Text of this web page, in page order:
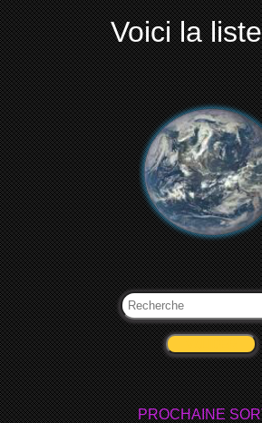
Voici la
PROCHAINE